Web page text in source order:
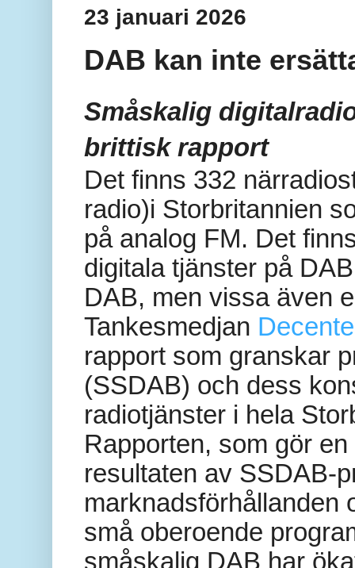
23 januari 2026
DAB kan inte
Småskalig
brittisk rapport
Det finns 332
radio)i Storbritannien
på analog FM. Det
digitala tjänster på
DAB, men vissa även
Tankesmedjan
rapport som granskar
(SSDAB) och dess
radiotjänster i hela
Rapporten, som gör
resultaten av SSDAB-
marknadsförhållanden
små oberoende
småskalig DAB har